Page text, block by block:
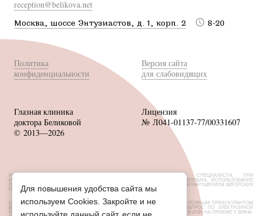
reception@belikova.net
Москва, шоссе Энтузиастов, д. 1, корп. 2 8-20
Политика
конфиденциальности
Версия сайта
для слабовидящих
Глазная клиника
доктора Беликовой
© 2013—2026
Лицензия
№ Л041-01137-77/00331607
ИМЕЮТСЯ ПРОТИВОПОКАЗАНИЯ, НЕОБХОДИМА КОНСУЛЬТАЦИЯ СПЕЦИАЛИСТА. ПРИ
ИСПОЛЬЗОВАНИИ МАТЕРИАЛОВ САЙТА ССЫЛКА НА ИСТОЧНИК ОБЯЗАТЕЛЬНА. ИСПОЛЬЗОВАНИЕ
ЛЮБЫХ МАТЕРИАЛОВ БЕЗ СОГЛАСОВАНИЯ С ВЛАДЕЛЬЦЕМ САЙТА ЯВЛЯЕТСЯ НАРУШЕНИЕМ АВТОРСКИХ
ПРАВ.
ЦЕНЫ, РАЗМЕЩЕННЫЕ НА САЙТЕ, НЕ ЯВЛЯЮТСЯ ПУБЛИЧНОЙ ОФЕРТОЙ. С ПОЛНЫМ ПРЕЙСКУРАНТОМ
ВЫ МОЖЕТЕ ОЗНАКОМИТЬСЯ НА СТОЙКАХ РЕСЕПШН ИЛИ НАПРАВИВ ЗАПРОС ПО ЭЛЕКТРОННОЙ
ПОЧТЕ. ОБ АКЦИЯХ И СКИДКАХ УТОЧНЯЙТЕ У АДМИНИСТРАТОРОВ КЛИНИКИ ИЛИ НА ПРИЕМЕ У ВРАЧА-
Для повышения удобства сайта мы
используем Cookies. Закройте и не